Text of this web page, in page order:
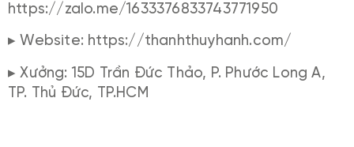
https://zalo.me/1633376833743771950
▸ Website: https://thanhthuyhanh.com/
▸ Xưởng: 15D Trần Đức Thảo, P. Phước Long A,
TP. Thủ Đức, TP.HCM